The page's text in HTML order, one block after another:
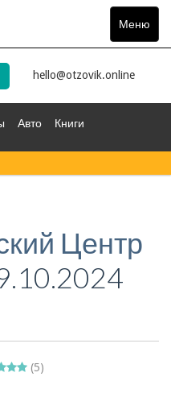
Меню
Toggle
hello@otzovik.online
Авто Книги
Центр
(5)